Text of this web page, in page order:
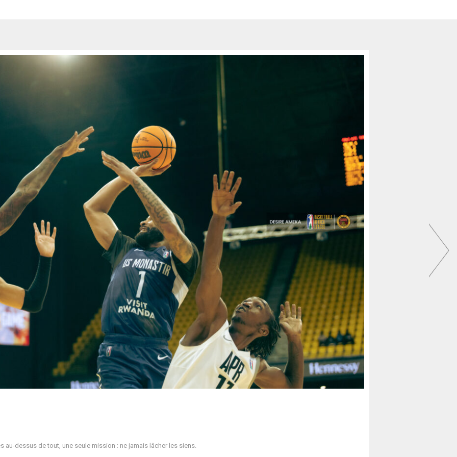
au-dessus de tout, une seule mission : ne jamais lâcher les siens.